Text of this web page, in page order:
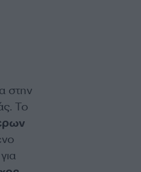
στην
Το